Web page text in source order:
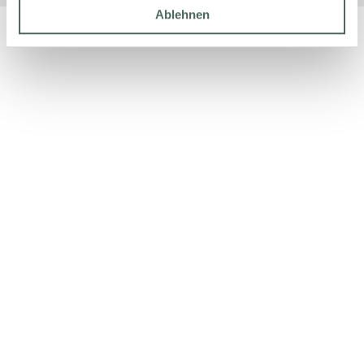
Ablehnen